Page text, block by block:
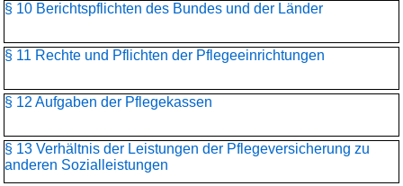
§ 10 Berichtspflichten des Bundes und der Länder
§ 11 Rechte und Pflichten der Pflegeeinrichtungen
§ 12 Aufgaben der Pflegekassen
§ 13 Verhältnis der Leistungen der Pflegeversicherung zu
anderen Sozialleistungen